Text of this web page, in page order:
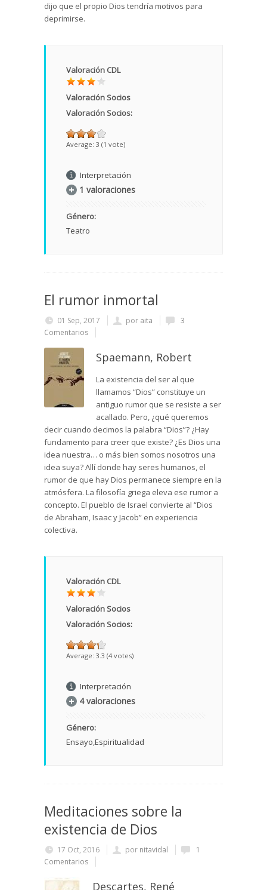
dijo que el propio Dios tendría motivos para
deprimirse.
Valoración CDL
Valoración Socios
Valoración Socios:
Average: 3 (1 vote)
Interpretación
1 valoraciones
Género:
Teatro
El rumor inmortal
01 Sep, 2017 por aita
3
Comentarios
Spaemann, Robert
La existencia del ser al que
llamamos “Dios” constituye un
antiguo rumor que se resiste a ser
acallado. Pero, ¿qué queremos
decir cuando decimos la palabra “Dios”? ¿Hay
fundamento para creer que existe? ¿Es Dios una
idea nuestra… o más bien somos nosotros una
idea suya? Allí donde hay seres humanos, el
rumor de que hay Dios permanece siempre en la
atmósfera. La filosofía griega eleva ese rumor a
concepto. El pueblo de Israel convierte al “Dios
de Abraham, Isaac y Jacob” en experiencia
colectiva.
Valoración CDL
Valoración Socios
Valoración Socios:
Average: 3.3 (4 votes)
Interpretación
4 valoraciones
Género:
Ensayo Espiritualidad
Meditaciones sobre la
existencia de Dios
17 Oct, 2016 por nitavidal
1
Comentarios
Descartes, René